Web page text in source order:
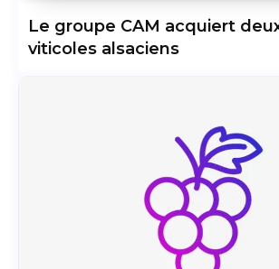
Le groupe CAM acquiert
viticoles alsaciens